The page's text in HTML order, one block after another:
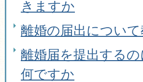
きますか
離婚の届出につい
離婚届を提出する
何ですか